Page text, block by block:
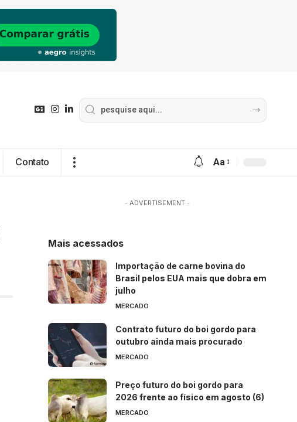
Contato Aa
- ADVERTISEMENT -
Mais acessados
Importação de carne bovina do
Brasil pelos EUA mais que dobra em
julho
MERCADO
Contrato futuro do boi gordo para
outubro ainda mais procurado
MERCADO
Preço futuro do boi gordo para
2026 frente ao físico em agosto (6)
MERCADO